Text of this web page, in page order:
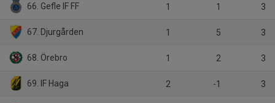
66. Gefle IF FF 1 1 3
67. Djurgården 1 5 3
68. Örebro 1 2 3
69. IF Haga 2 -1 3